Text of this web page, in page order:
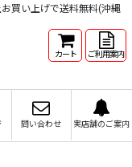
買い上げで送料無料(沖縄
カート ご利用案内
問い合わせ 実店舗のご案内